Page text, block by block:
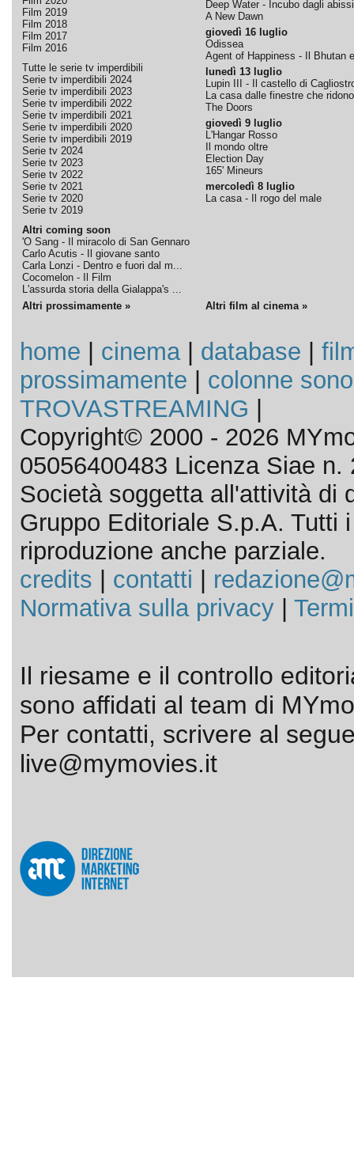
Film 2019
Film 2018
Film 2017
Film 2016
Tutte le serie tv imperdibili
Serie tv imperdibili 2024
Serie tv imperdibili 2023
Serie tv imperdibili 2022
Serie tv imperdibili 2021
Serie tv imperdibili 2020
Serie tv imperdibili 2019
Serie tv 2024
Serie tv 2023
Serie tv 2022
Serie tv 2021
Serie tv 2020
Serie tv 2019
Altri coming soon
'O Sang - Il miracolo di San Gennaro
Carlo Acutis - Il giovane santo
Carla Lonzi - Dentro e fuori dal m...
Cocomelon - Il Film
L'assurda storia della Gialappa's ...
Deep Water - Incubo dagli abissi
A New Dawn
giovedì 16 luglio
Odissea
Agent of Happiness - Il Bhutan
lunedì 13 luglio
Lupin III - Il castello di
La casa dalle finestre che ridono
The Doors
giovedì 9 luglio
L'Hangar Rosso
Il mondo oltre
Election Day
165' Mineurs
mercoledì 8 luglio
La casa - Il rogo del male
Altri prossimamente » Altri film al cinema »
home cinema| database
prossimamente
colonne
TROVASTREAMING
Copyright© 2000 - 2026
05056400483 Licenza Siae n.
Società soggetta all'attività di
Gruppo Editoriale S.p.A. Tutti
riproduzione anche parziale.
credits
contatti
Normativa sulla privacy|
Il riesame e il controllo
sono affidati al team di
Per contatti, scrivere al
live@mymovies.it